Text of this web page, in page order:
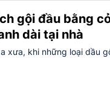
gội đầu bằng
dài tại nhà
xưa, khi những loại dầu